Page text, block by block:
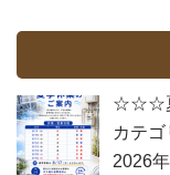
☆☆☆
カテゴ
2026